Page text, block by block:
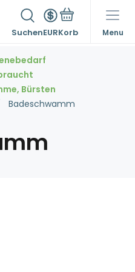
SuchenEUR Menu
Bürsten
Badeschwamm